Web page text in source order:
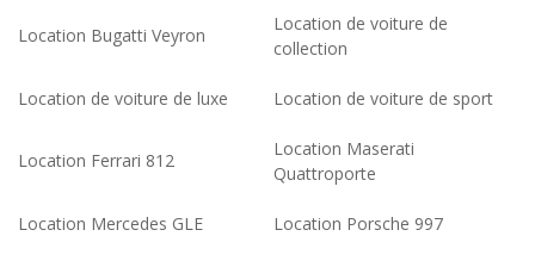
Location Bugatti Veyron
Location de voiture de
collection
Location de voiture de luxe Location de voiture de sport
Location Ferrari 812
Location Maserati
Quattroporte
Location Mercedes GLE Location Porsche 997